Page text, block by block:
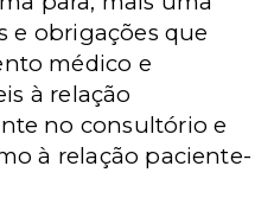
e obrigações que
médico e
à relação
no consultório e
à relação paciente-